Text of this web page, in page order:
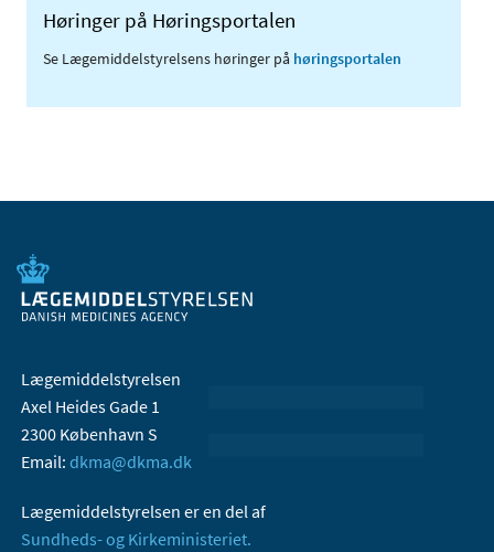
Høringer på Høringsportalen
Se Lægemiddelstyrelsens høringer på høringsportalen
Lægemiddelstyrelsen
Axel Heides Gade 1
2300 København S
Email: dkma@dkma.dk
Lægemiddelstyrelsen er en del af
Sundheds- og Kirkeministeriet.